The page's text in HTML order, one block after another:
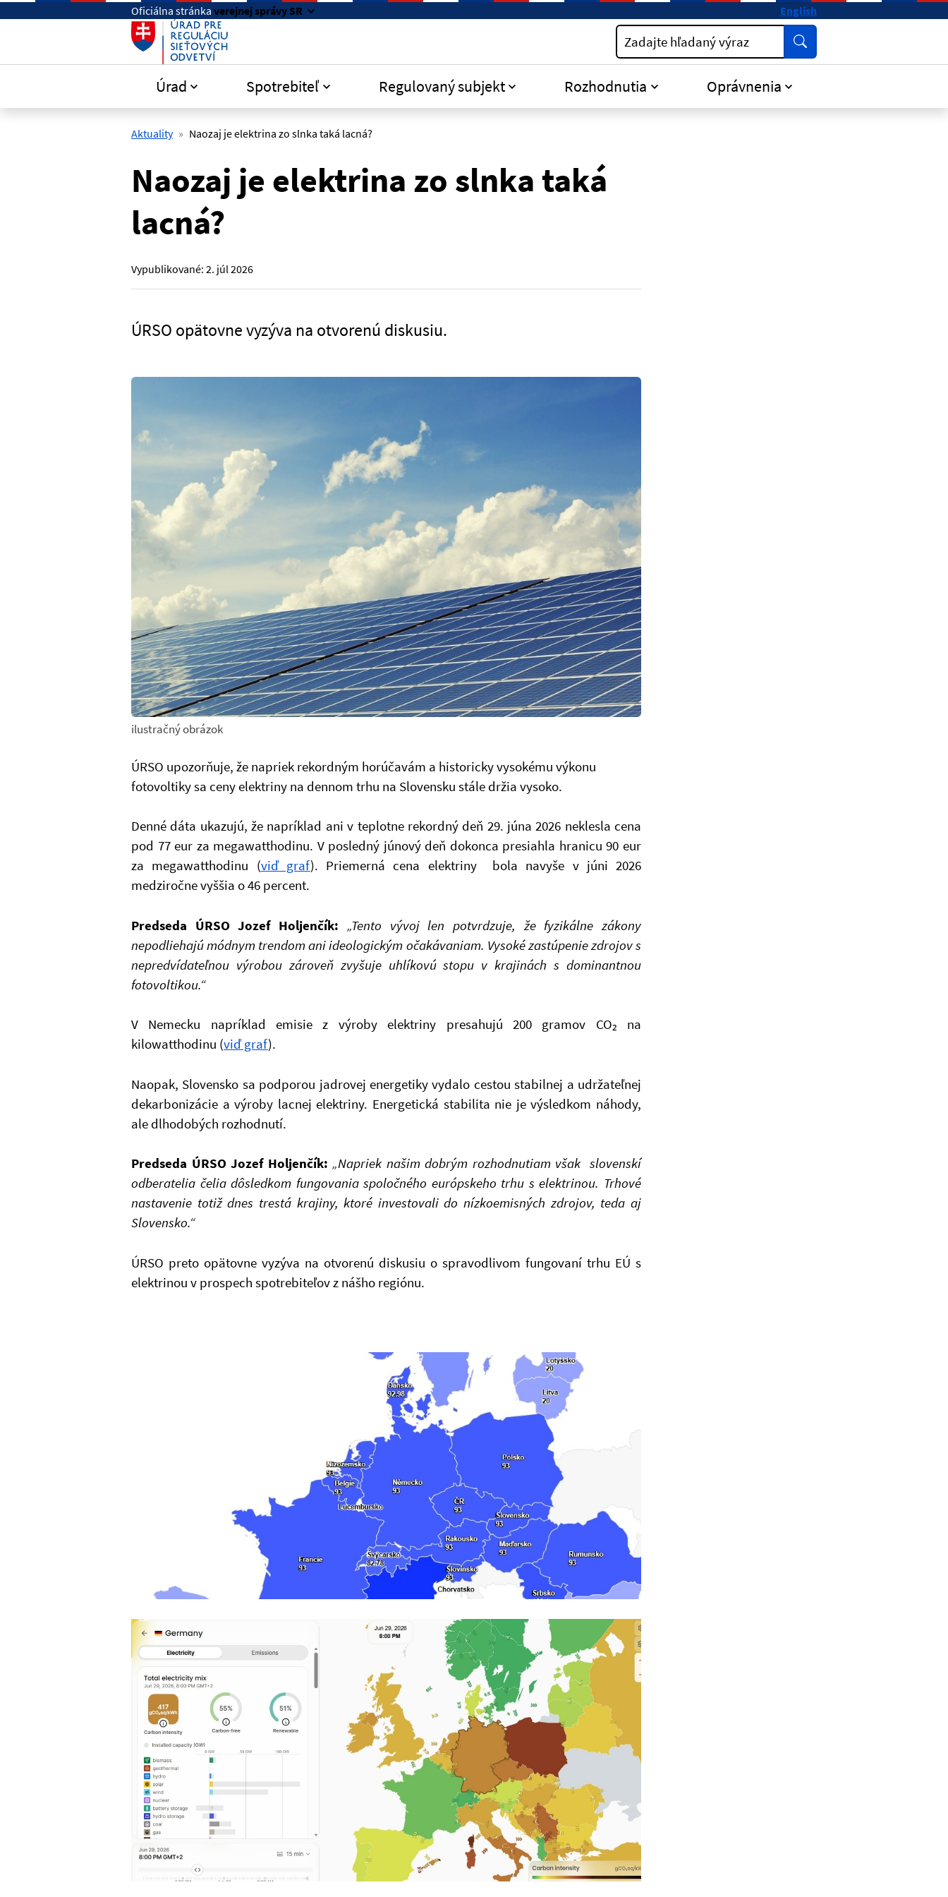
Preskočiť na hlavný obsahOficiálna stránka verejnej správy SR English
Zadajte hľadaný výraz Vyhľadať
Úrad Spotrebiteľ Regulovaný subjekt Rozhodnutia Oprávnenia
Aktuality Naozaj je elektrina zo slnka taká lacná?
Naozaj je elektrina zo slnka taká
lacná?
Vypublikované: 2. júl 2026
ÚRSO opätovne vyzýva na otvorenú diskusiu.
ilustračný obrázok
ÚRSO upozorňuje, že napriek rekordným horúčavám a historicky vysokému výkonu
fotovoltiky sa ceny elektriny na dennom trhu na Slovensku stále držia vysoko.
Denné dáta ukazujú, že napríklad ani v teplotne rekordný deň 29. júna 2026 neklesla cena
pod 77 eur za megawatthodinu. V posledný júnový deň dokonca presiahla hranicu 90 eur
za megawatthodinu (viď graf). Priemerná cena elektriny bola navyše v júni 2026
medziročne vyššia o 46 percent.
Predseda ÚRSO Jozef Holjenčík: „Tento vývoj len potvrdzuje, že fyzikálne zákony
nepodliehajú módnym trendom ani ideologickým očakávaniam. Vysoké zastúpenie zdrojov s
nepredvídateľnou výrobou zároveň zvyšuje uhlíkovú stopu v krajinách s dominantnou
fotovoltikou.“
V Nemecku napríklad emisie z výroby elektriny presahujú 200 gramov CO₂ na
kilowatthodinu (viď graf).
Naopak, Slovensko sa podporou jadrovej energetiky vydalo cestou stabilnej a udržateľnej
dekarbonizácie a výroby lacnej elektriny. Energetická stabilita nie je výsledkom náhody,
ale dlhodobých rozhodnutí.
Predseda ÚRSO Jozef Holjenčík: „Napriek našim dobrým rozhodnutiam však slovenskí
odberatelia čelia dôsledkom fungovania spoločného európskeho trhu s elektrinou. Trhové
nastavenie totiž dnes trestá krajiny, ktoré investovali do nízkoemisných zdrojov, teda aj
Slovensko.“
ÚRSO preto opätovne vyzýva na otvorenú diskusiu o spravodlivom fungovaní trhu EÚ s
elektrinou v prospech spotrebiteľov z nášho regiónu.